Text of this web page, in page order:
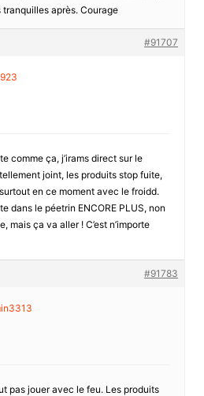
après. Courage
#91707
comme ça, j’irams direct sur le
joint, les produits stop fuite,
en ce moment avec le froidd.
dans le péetrin ENCORE PLUS, non
mais ça va aller ! C’est n’importe
#91783
pas jouer avec le feu. Les produits